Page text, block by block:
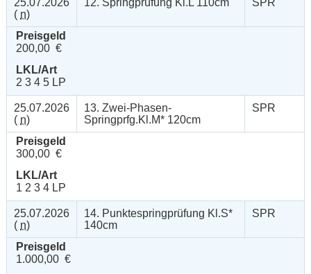
25.07.2026
( n)
12. Springprüfung Kl.L 110cm SPR
Preisgeld
200,00 €
LKL/Art
2 3 4 5 LP
25.07.2026
( n)
13. Zwei-Phasen-
Springprfg.Kl.M* 120cm
SPR
Preisgeld
300,00 €
LKL/Art
1 2 3 4 LP
25.07.2026
( n)
14. Punktespringprüfung Kl.S*
140cm
SPR
Preisgeld
1.000,00 €